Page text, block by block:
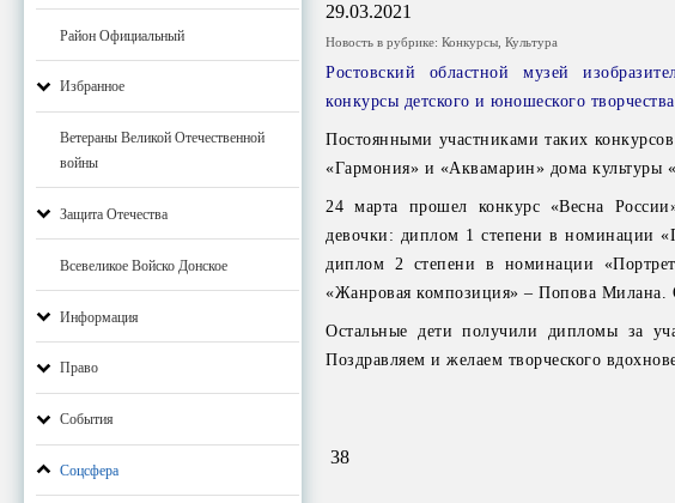
Район Официальный
Избранное
Ветераны Великой Отечественной
войны
Защита Отечества
Всевеликое Войско Донское
Информация
Право
События
Соцсфера
29.03.2021
Новость в рубрике:Конкурсы ,Культура
Ростовский областной музей
конкурсы детского и юношеского
Постоянными участниками таких
«Гармония» и «Аквамарин» дома культуры
24 марта прошел конкурс «Весна
девочки: диплом 1 степени в номинации
диплом 2 степени в номинации
«Жанровая композиция» – Попова Милана.
Остальные дети получили дипломы за
Поздравляем и желаем творческого
38